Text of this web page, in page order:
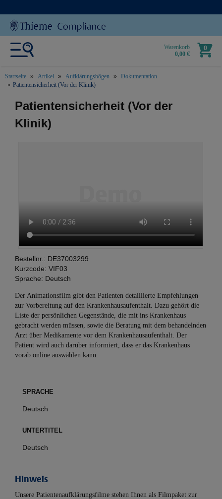
Warenkorb
0,00 €
0
Startseite Artikel Aufklärungsbögen
Dokumentation
Patientensicherheit (Vor der Klinik)
text.skipToContent
text.skipToNavigation
Patientensicherheit (Vor der
Klinik)
Bestellnr.: DE37003299
Kurzcode: VIF03
Sprache: Deutsch
Der Animationsfilm gibt den Patienten detaillierte Empfehlungen
zur Vorbereitung auf den Krankenhausaufenthalt. Dazu gehört die
Liste der persönlichen Gegenstände, die mit ins Krankenhaus
gebracht werden müssen, sowie die Beratung mit dem behandelnden
Arzt über Medikamente vor dem Krankenhausaufenthalt. Der
Patient wird auch darüber informiert, dass er das Krankenhaus
vorab online auswählen kann.
SPRACHE
Deutsch
UNTERTITEL
Deutsch
Hinweis
Unsere Patientenaufklärungsfilme stehen Ihnen als Filmpaket zur